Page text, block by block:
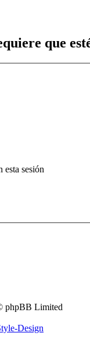
que
esta sesión
phpBB Limited
Design